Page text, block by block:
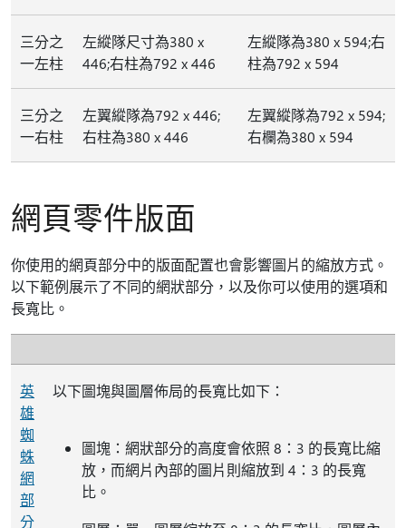
三分之
一左柱
左縱隊尺寸為380 x
446;右柱為792 x 446
左縱隊為380 x 594;右
柱為792 x 594
三分之
一右柱
左翼縱隊為792 x 446;
右柱為380 x 446
左翼縱隊為792 x 594;
右欄為380 x 594
網頁零件版面
你使用的網頁部分中的版面配置也會影響圖片的縮放方式。
以下範例展示了不同的網狀部分，以及你可以使用的選項和
長寬比。
英
雄
蜘
蛛
網
部
分
以下圖塊與圖層佈局的長寬比如下：
圖塊：網狀部分的高度會依照 8：3 的長寬比縮
放，而網片內部的圖片則縮放到 4：3 的長寬
比。